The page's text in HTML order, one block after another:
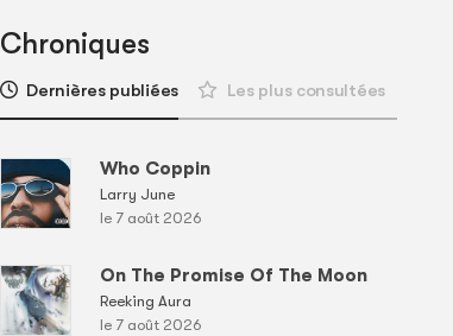
Chroniques
Dernières publiées Les plus consultées
Who Coppin
Larry June
le 7 août 2026
On The Promise Of The Moon
Reeking Aura
le 7 août 2026